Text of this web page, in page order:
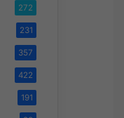
272
231
357
422
191